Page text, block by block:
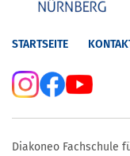
STARTSEITE
Diakoneo Fachschule